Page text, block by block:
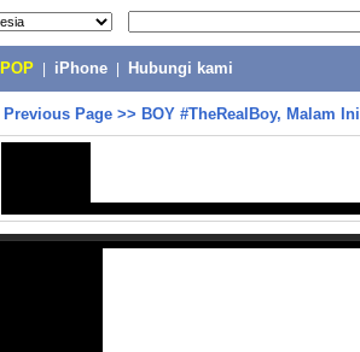
iPhone Hubungi kami
Previous Page >> BOY #TheRealBoy, Malam Ini